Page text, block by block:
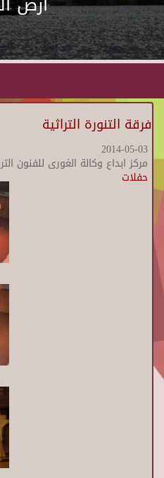
فرقة التنورة التراثية
2014-05-03
مركز ابداع وكالة الغورى للفنون
حفلات